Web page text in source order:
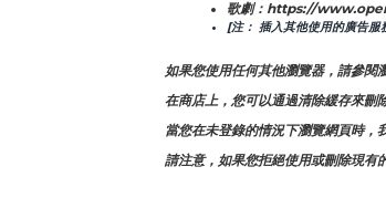
歌劇：https://
[注： 插入其他使用的廣告服
如果您使用任何其他瀏覽器，請參閱
在商店上，您可以通過清除緩存來刪
當您在未登錄的情況下瀏覽網頁時，
請注意，如果您拒絕使用或刪除現有